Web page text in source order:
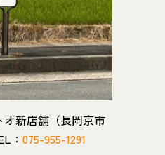
新店舗（長岡京市
： 075-955-1291